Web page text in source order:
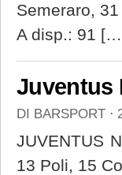
Semeraro,
A disp.: 91
Juventus
DI BARSPORT ⋅
JUVENTUS
13 Poli, 15